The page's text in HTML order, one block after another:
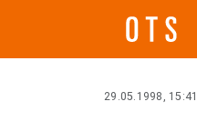
29.05.1998,